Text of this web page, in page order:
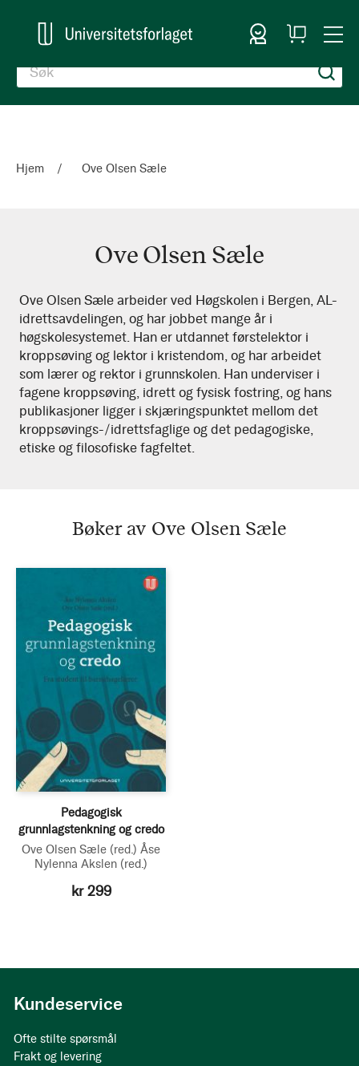
Logg inn
Handlekurv
Hjem Ove Olsen Sæle
Ove Olsen Sæle
Ove
Olsen
Sæle
Ove Olsen Sæle arbeider ved Høgskolen i Bergen, AL-
idrettsavdelingen, og har jobbet mange år i
høgskolesystemet. Han er utdannet førstelektor i
kroppsøving og lektor i kristendom, og har arbeidet
som lærer og rektor i grunnskolen. Han underviser i
fagene kroppsøving, idrett og fysisk fostring, og hans
publikasjoner ligger i skjæringspunktet mellom det
kroppsøvings-/idrettsfaglige og det pedagogiske,
etiske og filosofiske fagfeltet.
Bøker av Ove Olsen Sæle
Pedagogisk
grunnlagstenkning og credo
Ove Olsen Sæle (red.) Åse
Nylenna Akslen (red.)
kr 299
Kundeservice
Ofte stilte spørsmål
Frakt og levering